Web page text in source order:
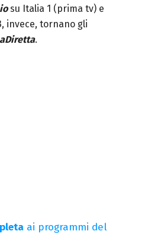
su Italia 1 (prima tv) e
invece, tornano gli
.
ai programmi del